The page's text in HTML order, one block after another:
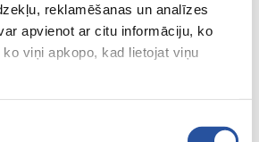
reklamēšanas un analīzes
apvienot ar citu informāciju, ko
viņi apkopo, kad lietojat viņu
hindade ja kvaliteetsete
rahulolu on meie
ja aia jaoks!